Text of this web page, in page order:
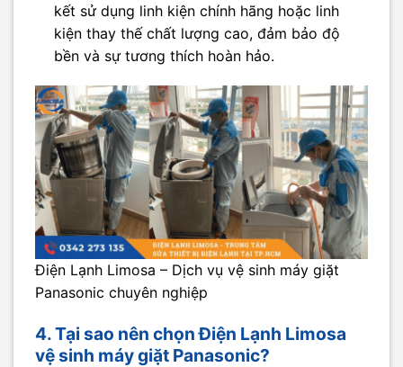
kết sử dụng linh kiện chính hãng hoặc linh
kiện thay thế chất lượng cao, đảm bảo độ
bền và sự tương thích hoàn hảo.
Điện Lạnh Limosa – Dịch vụ vệ sinh máy giặt
Panasonic chuyên nghiệp
4. Tại sao nên chọn Điện Lạnh Limosa
vệ sinh máy giặt Panasonic?